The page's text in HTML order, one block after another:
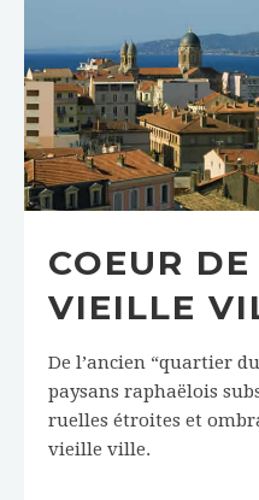
COEUR
VIEILLE
De l’ancien “quartier
paysans raphaëlois
ruelles étroites et
vieille ville.